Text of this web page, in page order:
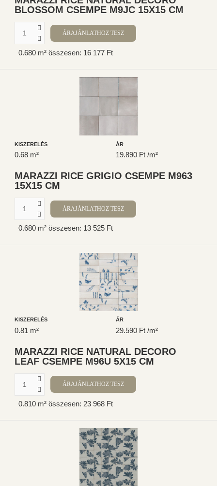
BLOSSOM CSEMPE M9JC 15X15 CM
0.680 m² összesen: 16 177 Ft
KISZERELÉS
0.68 m²
ÁR
19.890 Ft /m²
MARAZZI RICE GRIGIO CSEMPE M963
15X15 CM
0.680 m² összesen: 13 525 Ft
KISZERELÉS
0.81 m²
ÁR
29.590 Ft /m²
MARAZZI RICE NATURAL DECORO
LEAF CSEMPE M96U 5X15 CM
0.810 m² összesen: 23 968 Ft